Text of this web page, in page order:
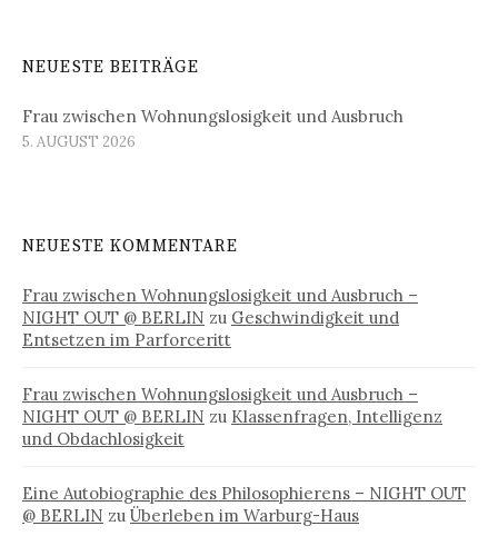
NEUESTE BEITRÄGE
Frau zwischen Wohnungslosigkeit und Ausbruch
5. AUGUST 2026
NEUESTE KOMMENTARE
Frau zwischen Wohnungslosigkeit und Ausbruch –
NIGHT OUT @ BERLIN zu Geschwindigkeit und
Entsetzen im Parforceritt
Frau zwischen Wohnungslosigkeit und Ausbruch –
NIGHT OUT @ BERLIN zu Klassenfragen, Intelligenz
und Obdachlosigkeit
Eine Autobiographie des Philosophierens – NIGHT OUT
@ BERLIN zu Überleben im Warburg-Haus